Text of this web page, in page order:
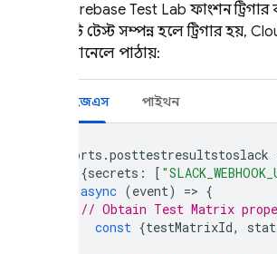
Firebase Test Lab ফাংশন
ফাংশনটি টেস্ট সম্পন্ন হলে ট্রিগার হয়,
স্ল্যাক চ্যানেলে পাঠায়:
নোড.জেএস পাইথন
exports .posttestresultstoslack
{secrets : [
async (event) => {
// Obtain Test Matrix
const {testMatrixId,